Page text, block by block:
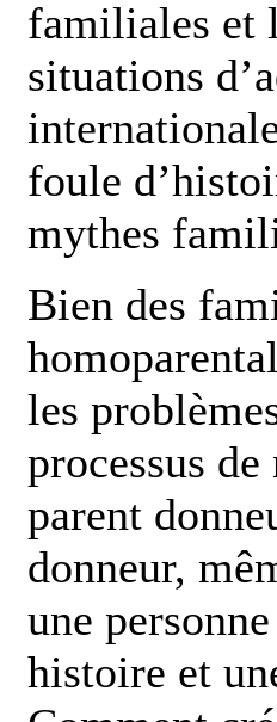
familiales et
situations
foule
mythes
Bien des
les
processus
parent
donneur,
une
histoire et